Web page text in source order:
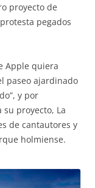
proyecto de
pegados
Apple quiera
paseo ajardinado
y por
proyecto, La
de cantautores y
holmiense.